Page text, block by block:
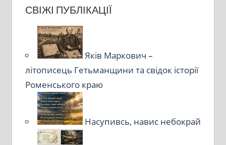
СВІЖІ ПУБЛІКАЦІЇ
Яків Маркович –
літописець Гетьманщини та свідок історії
Роменського краю
Насупивсь, навис небокрай